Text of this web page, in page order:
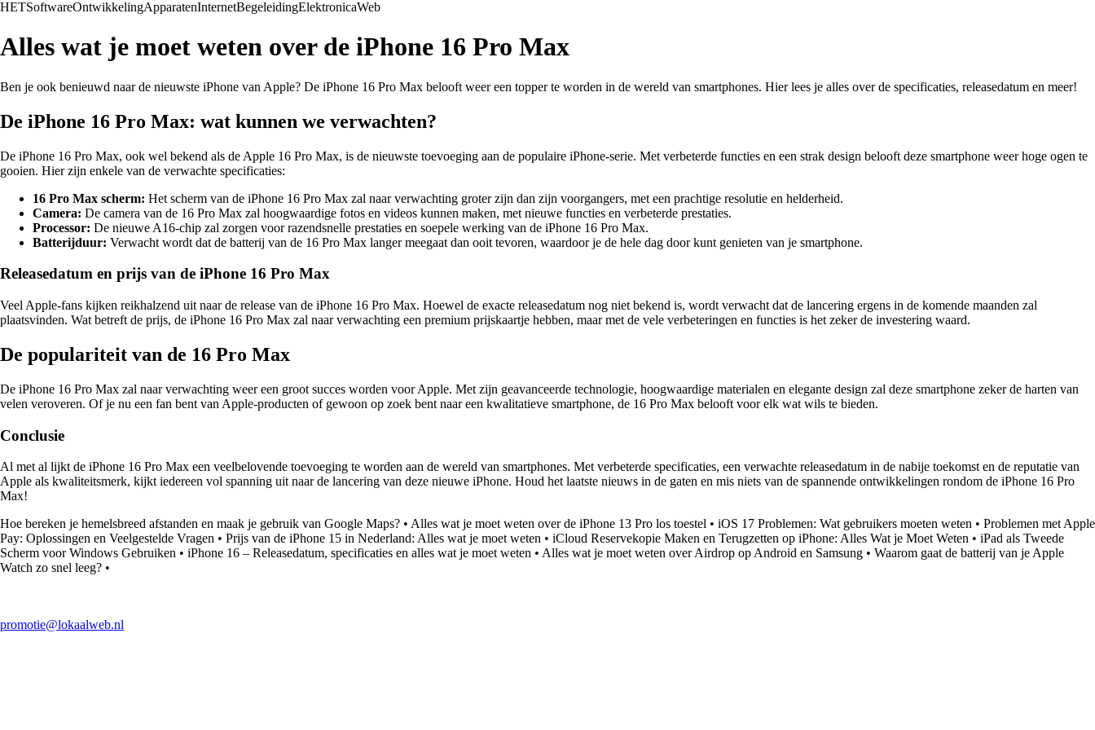
HETSoftwareOntwikkelingApparatenInternetBegeleidingElektronicaWeb
Alles wat je moet weten over de iPhone 16 Pro Max
Ben je ook benieuwd naar de nieuwste iPhone van Apple? De iPhone 16 Pro Max belooft weer een topper te worden in de wereld van smartphones. Hier lees je alles over de specificaties, releasedatum en meer!
De iPhone 16 Pro Max: wat kunnen we verwachten?
De iPhone 16 Pro Max, ook wel bekend als de Apple 16 Pro Max, is de nieuwste toevoeging aan de populaire iPhone-serie. Met verbeterde functies en een strak design belooft deze smartphone weer hoge ogen te
gooien. Hier zijn enkele van de verwachte specificaties:
16 Pro Max scherm: Het scherm van de iPhone 16 Pro Max zal naar verwachting groter zijn dan zijn voorgangers, met een prachtige resolutie en helderheid.
Camera: De camera van de 16 Pro Max zal hoogwaardige fotos en videos kunnen maken, met nieuwe functies en verbeterde prestaties.
Processor: De nieuwe A16-chip zal zorgen voor razendsnelle prestaties en soepele werking van de iPhone 16 Pro Max.
Batterijduur: Verwacht wordt dat de batterij van de 16 Pro Max langer meegaat dan ooit tevoren, waardoor je de hele dag door kunt genieten van je smartphone.
Releasedatum en prijs van de iPhone 16 Pro Max
Veel Apple-fans kijken reikhalzend uit naar de release van de iPhone 16 Pro Max. Hoewel de exacte releasedatum nog niet bekend is, wordt verwacht dat de lancering ergens in de komende maanden zal
plaatsvinden. Wat betreft de prijs, de iPhone 16 Pro Max zal naar verwachting een premium prijskaartje hebben, maar met de vele verbeteringen en functies is het zeker de investering waard.
De populariteit van de 16 Pro Max
De iPhone 16 Pro Max zal naar verwachting weer een groot succes worden voor Apple. Met zijn geavanceerde technologie, hoogwaardige materialen en elegante design zal deze smartphone zeker de harten van
velen veroveren. Of je nu een fan bent van Apple-producten of gewoon op zoek bent naar een kwalitatieve smartphone, de 16 Pro Max belooft voor elk wat wils te bieden.
Conclusie
Al met al lijkt de iPhone 16 Pro Max een veelbelovende toevoeging te worden aan de wereld van smartphones. Met verbeterde specificaties, een verwachte releasedatum in de nabije toekomst en de reputatie van
Apple als kwaliteitsmerk, kijkt iedereen vol spanning uit naar de lancering van deze nieuwe iPhone. Houd het laatste nieuws in de gaten en mis niets van de spannende ontwikkelingen rondom de iPhone 16 Pro
Max!
Hoe bereken je hemelsbreed afstanden en maak je gebruik van Google Maps? • Alles wat je moet weten over de iPhone 13 Pro los toestel • iOS 17 Problemen: Wat gebruikers moeten weten • Problemen met Apple
Pay: Oplossingen en Veelgestelde Vragen • Prijs van de iPhone 15 in Nederland: Alles wat je moet weten • iCloud Reservekopie Maken en Terugzetten op iPhone: Alles Wat je Moet Weten • iPad als Tweede
Scherm voor Windows Gebruiken • iPhone 16 – Releasedatum, specificaties en alles wat je moet weten • Alles wat je moet weten over Airdrop op Android en Samsung • Waarom gaat de batterij van je Apple
Watch zo snel leeg? •
promotie@lokaalweb.nl